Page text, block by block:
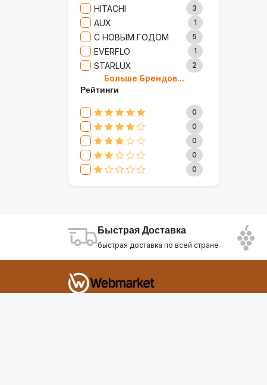
HITACHI 3
AUX 1
С НОВЫМ ГОДОМ 5
EVERFLO 1
STARLUX 2
BOSCH
MARY KAY
TRICHUP 20
CLIVE & KEIRA 17
SEVAVEREK 6
DSP 0
SUPER CREST 4
2
APPLE
AOTE 7
ELEMENT
INTEX 0
Больше Брендов...
Рейтинги
0
0
0
0
0
Быстрая Доставка
быстрая доставка по всей стране